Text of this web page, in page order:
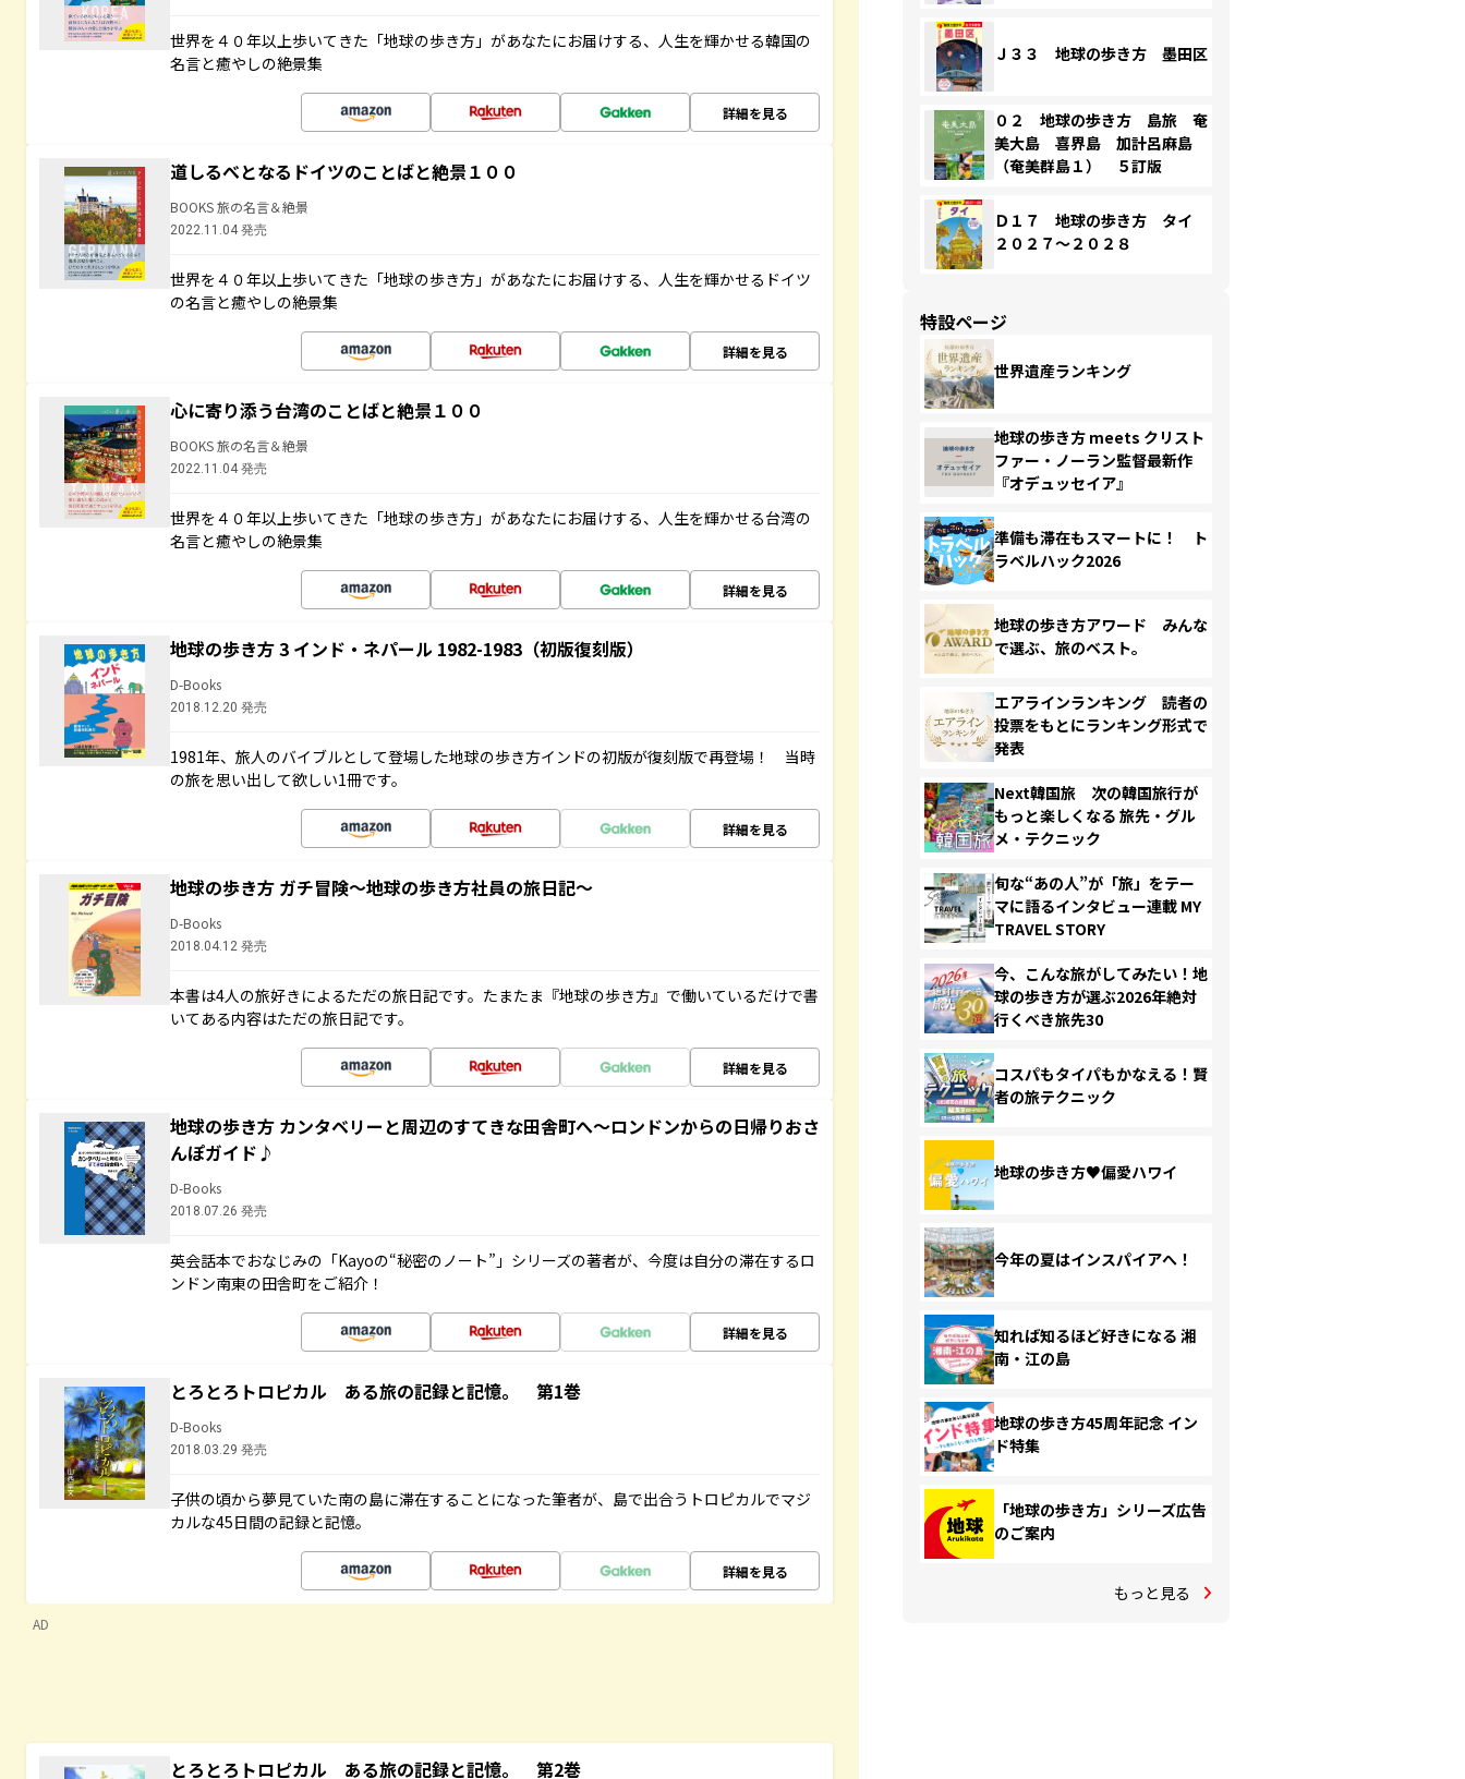
世界を４０年以上歩いてきた「地球の歩き方」があなたにお届けする、人生を輝かせる韓国の
名言と癒やしの絶景集
詳細を見る
道しるべとなるドイツのことばと絶景１００
BOOKS 旅の名言＆絶景
2022.11.04 発売
世界を４０年以上歩いてきた「地球の歩き方」があなたにお届けする、人生を輝かせるドイツ
の名言と癒やしの絶景集
詳細を見る
心に寄り添う台湾のことばと絶景１００
BOOKS 旅の名言＆絶景
2022.11.04 発売
世界を４０年以上歩いてきた「地球の歩き方」があなたにお届けする、人生を輝かせる台湾の
名言と癒やしの絶景集
詳細を見る
地球の歩き方 3 インド・ネパール 1982-1983（初版復刻版）
D-Books
2018.12.20 発売
1981年、旅人のバイブルとして登場した地球の歩き方インドの初版が復刻版で再登場！ 当時
の旅を思い出して欲しい1冊です。
詳細を見る
地球の歩き方 ガチ冒険～地球の歩き方社員の旅日記～
D-Books
2018.04.12 発売
本書は4人の旅好きによるただの旅日記です。たまたま『地球の歩き方』で働いているだけで書
いてある内容はただの旅日記です。
詳細を見る
地球の歩き方 カンタベリーと周辺のすてきな田舎町へ～ロンドンからの日帰りおさ
んぽガイド♪
D-Books
2018.07.26 発売
英会話本でおなじみの「Kayoの“秘密のノート”」シリーズの著者が、今度は自分の滞在するロ
ンドン南東の田舎町をご紹介！
詳細を見る
とろとろトロピカル ある旅の記録と記憶。 第1巻
D-Books
2018.03.29 発売
子供の頃から夢見ていた南の島に滞在することになった筆者が、島で出合うトロピカルでマジ
カルな45日間の記録と記憶。
詳細を見る
AD
とろとろトロピカル ある旅の記録と記憶。 第2巻
Ｊ３３ 地球の歩き方 墨田区
０２ 地球の歩き方 島旅 奄
美大島 喜界島 加計呂麻島
（奄美群島１） ５訂版
Ｄ１７ 地球の歩き方 タイ
２０２７～２０２８
特設ページ
世界遺産ランキング
地球の歩き方 meets クリスト
ファー・ノーラン監督最新作
『オデュッセイア』
準備も滞在もスマートに！ ト
ラベルハック2026
地球の歩き方アワード みんな
で選ぶ、旅のベスト。
エアラインランキング 読者の
投票をもとにランキング形式で
発表
Next韓国旅 次の韓国旅行が
もっと楽しくなる 旅先・グル
メ・テクニック
旬な“あの人”が「旅」をテー
マに語るインタビュー連載 MY
TRAVEL STORY
今、こんな旅がしてみたい！地
球の歩き方が選ぶ2026年絶対
行くべき旅先30
コスパもタイパもかなえる！賢
者の旅テクニック
地球の歩き方♥偏愛ハワイ
今年の夏はインスパイアへ！
知れば知るほど好きになる 湘
南・江の島
地球の歩き方45周年記念 イン
ド特集
「地球の歩き方」シリーズ広告
のご案内
もっと見る